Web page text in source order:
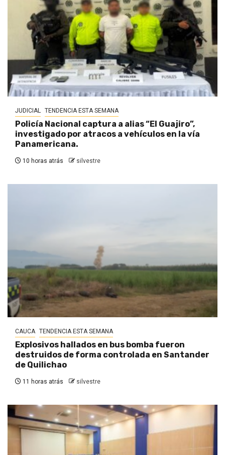
JUDICIAL TENDENCIA ESTA SEMANA
Policía Nacional captura a alias “El Guajiro”,
investigado por atracos a vehículos en la vía
Panamericana.
10 horas atrás silvestre
CAUCA TENDENCIA ESTA SEMANA
Explosivos hallados en bus bomba fueron
destruidos de forma controlada en Santander
de Quilichao
11 horas atrás silvestre